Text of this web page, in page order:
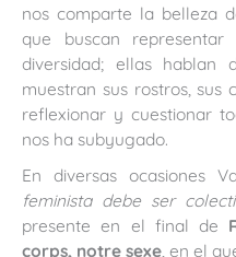
nos comparte la belleza
que buscan
diversidad; ellas
muestran sus rostros, sus
reflexionar y cuestionar
nos ha subyugado.
En diversas ocasiones
feminista debe ser
presente en el final de
corps, notre sexe, en el